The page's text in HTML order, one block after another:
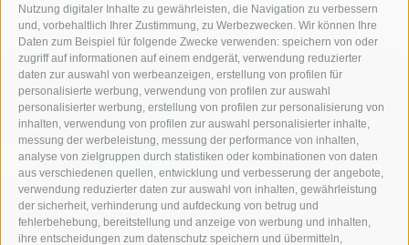
Nutzung digitaler Inhalte zu gewährleisten, die Navigation zu verbessern
und, vorbehaltlich Ihrer Zustimmung, zu Werbezwecken. Wir können Ihre
Daten zum Beispiel für folgende Zwecke verwenden: speichern von oder
zugriff auf informationen auf einem endgerät, verwendung reduzierter
daten zur auswahl von werbeanzeigen, erstellung von profilen für
personalisierte werbung, verwendung von profilen zur auswahl
personalisierter werbung, erstellung von profilen zur personalisierung von
inhalten, verwendung von profilen zur auswahl personalisierter inhalte,
messung der werbeleistung, messung der performance von inhalten,
analyse von zielgruppen durch statistiken oder kombinationen von daten
aus verschiedenen quellen, entwicklung und verbesserung der angebote,
verwendung reduzierter daten zur auswahl von inhalten, gewährleistung
der sicherheit, verhinderung und aufdeckung von betrug und
fehlerbehebung, bereitstellung und anzeige von werbung und inhalten,
ihre entscheidungen zum datenschutz speichern und übermitteln,
TAUCHE EIN IN DIE NATUR DES
LEBENS